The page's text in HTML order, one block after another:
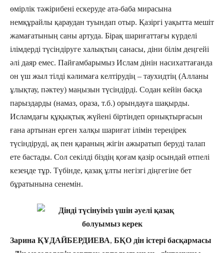
өмірлік тәжірибені ескеруде ата-баба мирасына
немқұрайлы қараудан туындап отыр. Қазіргі уақытта мешіт
жамағатының саны артуда. Бірақ шариғаттағы күрделі
ілімдерді түсіндіруге халықтың санасы, діни білім деңгейі
әлі даяр емес. Пайғамбарымыз Ислам дінін насихаттағанда
он үш жыл тілді кәлимаға келтірудің – таухидтің (Алланы
ұлықтау, пәктеу) маңызын түсіндірді. Содан кейін басқа
парыздарды (намаз, ораза, т.б.) орындауға шақырды.
Исламдағы құқықтық жүйені біртіндеп орнықтырғасын
ғана артынан ерген халқы шариғат ілімін тереңірек
түсіндіруді, ақ пен қараның жігін ажыратып беруді талап
ете бастады. Сол секілді біздің қоғам қазір осындай өтпелі
кезеңде тұр. Түбінде, қазақ ұлты негізгі діңгегіне бет
бұратынына сенемін.
Зарина ҚҰДАЙБЕРДИЕВА, БҚО дін істері басқармасы